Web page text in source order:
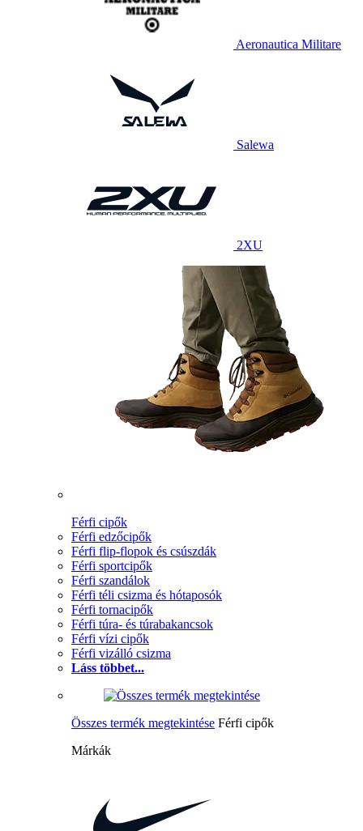
Aeronautica Militare
Salewa
2XU
Férfi cipők
Férfi edzőcipők
Férfi flip-flopok és csúszdák
Férfi sportcipők
Férfi szandálok
Férfi téli csizma és hótaposók
Férfi tornacipők
Férfi túra- és túrabakancsok
Férfi vízi cipők
Férfi vizálló csizma
Láss többet...
Összes termék megtekintése Férfi cipők
Márkák